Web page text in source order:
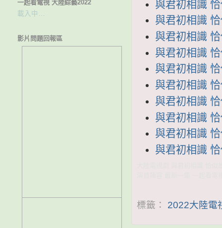
與君初相識
與君初相識
與君初相識
與君初相識
與君初相識
與君初相識
與君初相識
與君初相識
與君初相識
與君初相識
標籤： 2022大陸電
一起看電視 大陸綜藝2022
載入中…
影片問題回報區